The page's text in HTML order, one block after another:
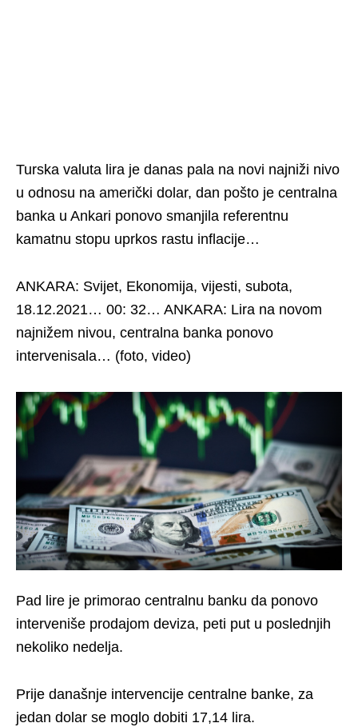
Turska valuta lira je danas pala na novi najniži nivo
u odnosu na američki dolar, dan pošto je centralna
banka u Ankari ponovo smanjila referentnu
kamatnu stopu uprkos rastu inflacije…
ANKARA: Svijet, Ekonomija, vijesti, subota,
18.12.2021… 00: 32… ANKARA: Lira na novom
najnižem nivou, centralna banka ponovo
intervenisala… (foto, video)
Pad lire je primorao centralnu banku da ponovo
interveniše prodajom deviza, peti put u poslednjih
nekoliko nedelja.
Prije današnje intervencije centralne banke, za
jedan dolar se moglo dobiti 17,14 lira.